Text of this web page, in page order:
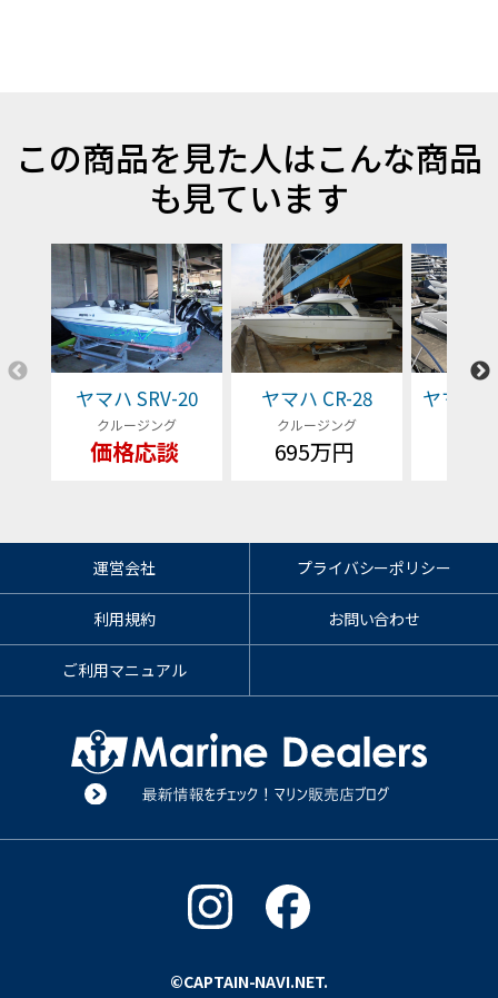
この商品を見た人はこんな商品
も見ています
ヤマハ SRV-20
クルージング
価格応談
ヤマハ CR-28
クルージング
695万円
ヤマハ
運営会社 プライバシーポリシー
利用規約 お問い合わせ
ご利用マニュアル
©CAPTAIN-NAVI.NET.